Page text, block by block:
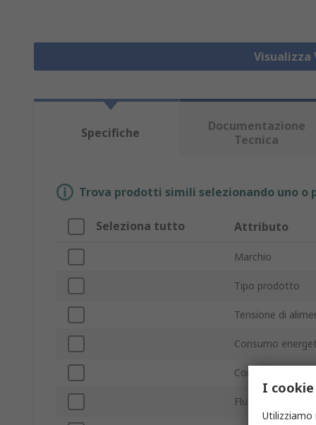
Visualizza
Specifiche
Documentazione
Tecnica
Trova prodotti simili selezionando uno
Seleziona tutto Attributo
Marchio
Tipo prodotto
Tensione di
Consumo
Corrente massima
Flusso d'aria
I